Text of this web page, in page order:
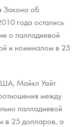
Закона об
года остались
о палладиевой
и номиналом в 25
Майкл Уайт
между
палладиевой
в 25 долларов, а